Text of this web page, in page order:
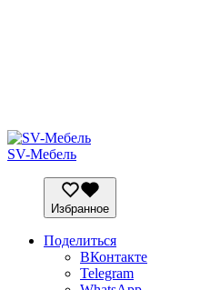
SV-Мебель
Избранное
Поделиться
ВКонтакте
Telegram